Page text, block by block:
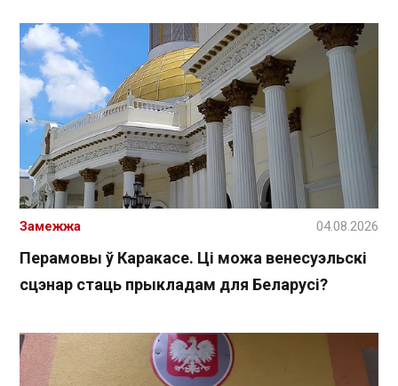
Перамовы ў Каракасе. Ці можа венесуэльскі
сцэнар стаць прыкладам для Беларусі?
Замежжа 04.08.2026